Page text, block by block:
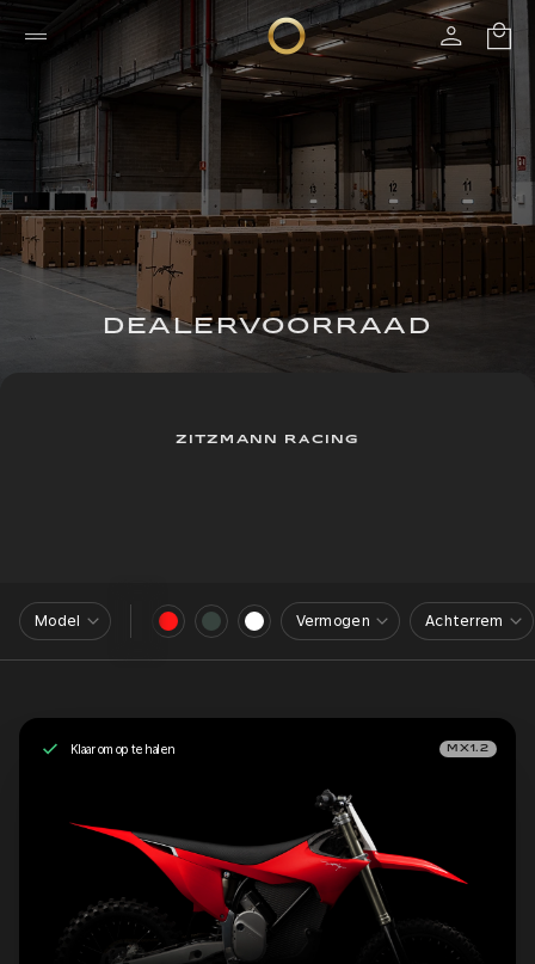
DEALERVOORRAAD
ZITZMANN RACING
Model Vermogen Achterrem
Klaar om op te halen MX1.2